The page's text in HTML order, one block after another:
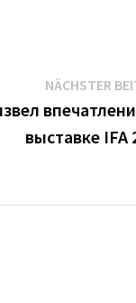
NÄCHSTER
выставке IFA